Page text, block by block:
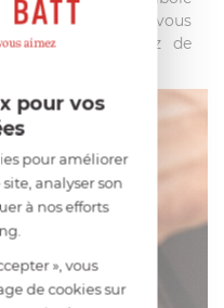
Offrez-vous
1826 et explorez de
pour vos
pour améliorer
analyser son
à nos efforts
», vous
de cookies sur